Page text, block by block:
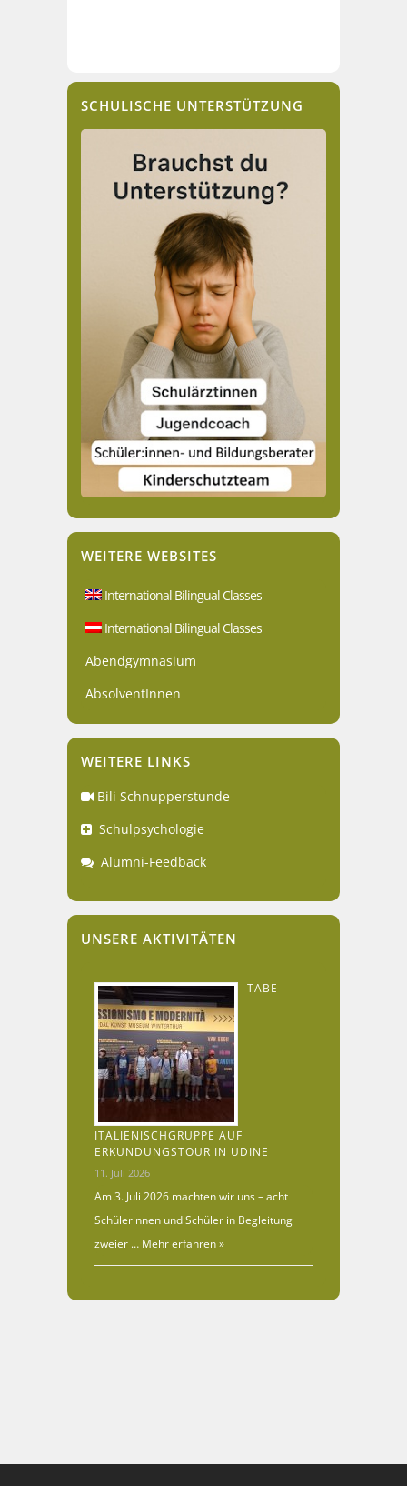
SCHULISCHE UNTERSTÜTZUNG
WEITERE WEBSITES
International Bilingual Classes
International Bilingual Classes
Abendgymnasium
AbsolventInnen
WEITERE LINKS
Bili Schnupperstunde
Schulpsychologie
Alumni-Feedback
UNSERE AKTIVITÄTEN
TABE-
ITALIENISCHGRUPPE AUF
ERKUNDUNGSTOUR IN UDINE
11. Juli 2026
Am 3. Juli 2026 machten wir uns – acht
Schülerinnen und Schüler in Begleitung
zweier … Mehr erfahren »